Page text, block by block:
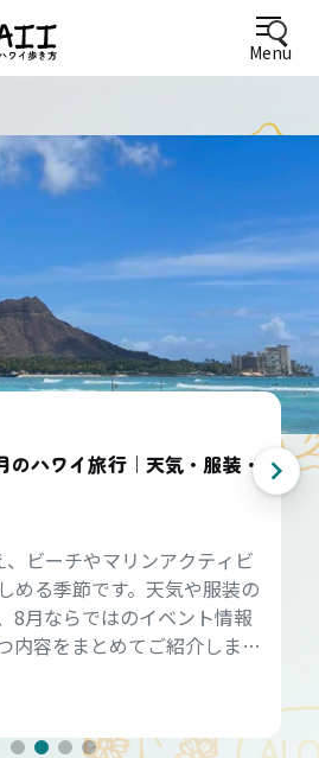
Menu
のハワイ旅行｜天気・服装・
ビーチやマリンアクティビ
める季節です。天気や服装の
8月ならではのイベント情報
内容をまとめてご紹介しま